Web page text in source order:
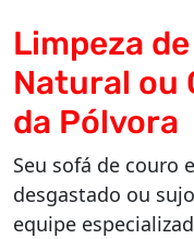
Limpeza
Natural ou
da Pólvora
Seu sofá de couro
desgastado ou
equipe